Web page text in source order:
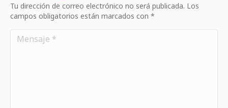
Tu dirección de correo electrónico no será publicada. Los
campos obligatorios están marcados con *